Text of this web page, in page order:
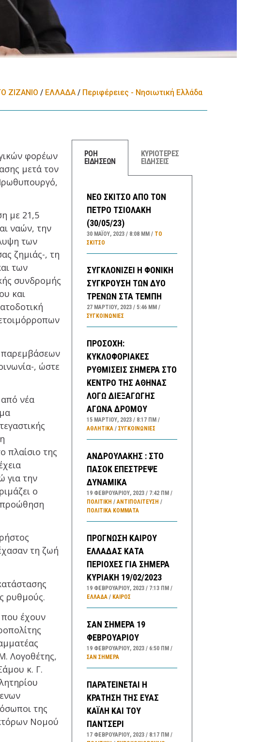
ΖΙΖΑΝΙΟ / ΕΛΛΑΔA / Περιφέρειες - Νησιωτική Ελλάδα
φορέων
μετά τον
με 21,5
ναών, την
των
ζημιάς-, τη
των
συνδρομής
και
παρεμβάσεων
, ώστε
νέα
πλαίσιο της
για την
ο
προώθηση
τη ζωή
ρυθμούς.
που έχουν
Λογοθέτης,
κ. Γ.
της
Νομού
ΡΟΗ
ΕΙΔΗΣΕΩΝ
ΚΥΡΙΟΤΕΡΕΣ
ΕΙΔΗΣΕΙΣ
ΝΕΟ ΣΚΙΤΣΟ ΑΠΟ ΤΟΝ
ΠΕΤΡΟ ΤΣΙΟΛΑΚΗ
(30/05/23)
30 ΜΑΪ́ΟΥ, 2023 8:08 ΜΜ
ΤΟ
ΣΚΊΤΣΟ
ΣΥΓΚΛΟΝΙΖΕΙ Η ΦΟΝΙΚΗ
ΣΥΓΚΡΟΥΣΗ ΤΩΝ ΔΥΟ
ΤΡΕΝΩΝ ΣΤΑ ΤΕΜΠΗ
27 ΜΑΡΤΊΟΥ, 2023 5:46 ΜΜ
ΣΥΓΚΟΙΝΩΝΊΕΣ
ΠΡΟΣΟΧΗ:
ΚΥΚΛΟΦΟΡΙΑΚΕΣ
ΡΥΘΜΙΣΕΙΣ ΣΗΜΕΡΑ ΣΤΟ
ΚΕΝΤΡΟ ΤΗΣ ΑΘΗΝΑΣ
ΛΟΓΩ ΔΙΕΞΑΓΩΓΗΣ
ΑΓΩΝΑ ΔΡΟΜΟΥ
15 ΜΑΡΤΊΟΥ, 2023 8:17 ΠΜ
ΑΘΛΗΤΙΚΑ/ ΣΥΓΚΟΙΝΩΝΊΕΣ
ΑΝΔΡΟΥΛΑΚΗΣ : ΣΤΟ
ΠΑΣΟΚ ΕΠΕΣΤΡΕΨΕ
ΔΥΝΑΜΙΚΑ
19 ΦΕΒΡΟΥΑΡΊΟΥ, 2023 7:42 ΠΜ
ΠΟΛΙΤΙΚΗ /ΑΝΤΙΠΟΛΊΤΕΥΣΗ /
ΠΟΛΙΤΙΚΆ ΚΌΜΜΑΤΑ
ΠΡΟΓΝΩΣΗ ΚΑΙΡΟΥ
ΕΛΛΑΔΑΣ ΚΑΤΑ
ΠΕΡΙΟΧΕΣ ΓΙΑ ΣΗΜΕΡΑ
ΚΥΡΙΑΚΗ 19/02/2023
19 ΦΕΒΡΟΥΑΡΊΟΥ, 2023 7:13 ΠΜ
ΕΛΛΑΔA/ ΚΑΙΡΌΣ
ΣΑΝ ΣΗΜΕΡΑ 19
ΦΕΒΡΟΥΑΡΙΟΥ
19 ΦΕΒΡΟΥΑΡΊΟΥ, 2023 6:50 ΠΜ
ΣΑΝ ΣΉΜΕΡΑ
ΠΑΡΑΤΕΙΝΕΤΑΙ Η
ΚΡΑΤΗΣΗ ΤΗΣ ΕΥΑΣ
ΚΑΪΛΗ ΚΑΙ ΤΟΥ
ΠΑΝΤΣΕΡΙ
17 ΦΕΒΡΟΥΑΡΊΟΥ, 2023 8:17 ΠΜ